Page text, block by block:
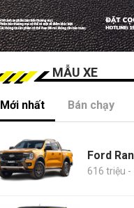
MẪU XE
Mới nhất Bán chạy
Ford
616 triệu -